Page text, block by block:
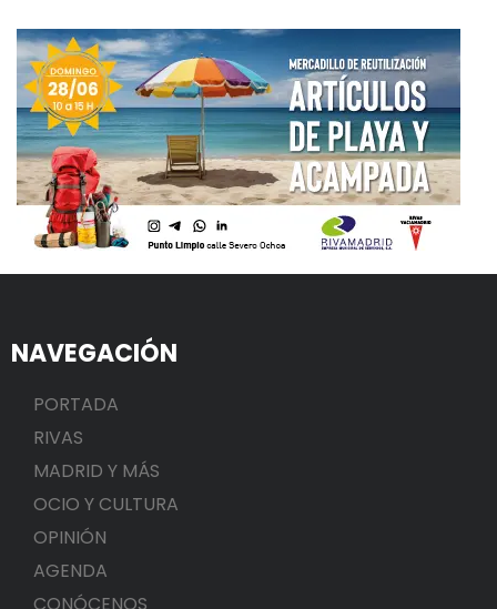
NAVEGACIÓN
PORTADA
RIVAS
MADRID Y MÁS
OCIO Y CULTURA
OPINIÓN
AGENDA